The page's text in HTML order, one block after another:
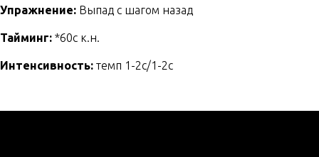
Упражнение: Выпад с шагом назад
Тайминг: *60с к.н.
Интенсивность: темп 1-2с/1-2с